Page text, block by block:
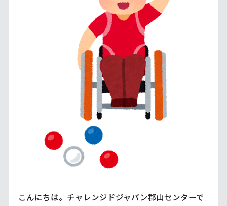
こんにちは。チャレンジドジャパン郡山センターで